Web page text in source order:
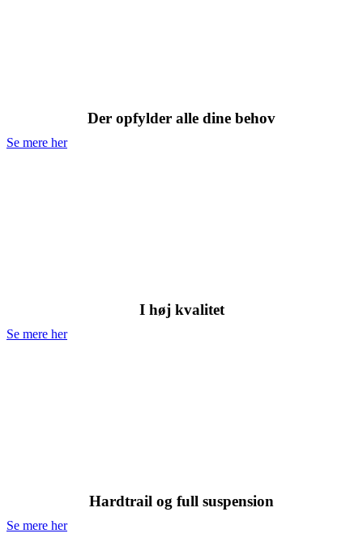
Der opfylder alle dine behov
Se mere her
I høj kvalitet
Se mere her
Hardtrail og full suspension
Se mere her